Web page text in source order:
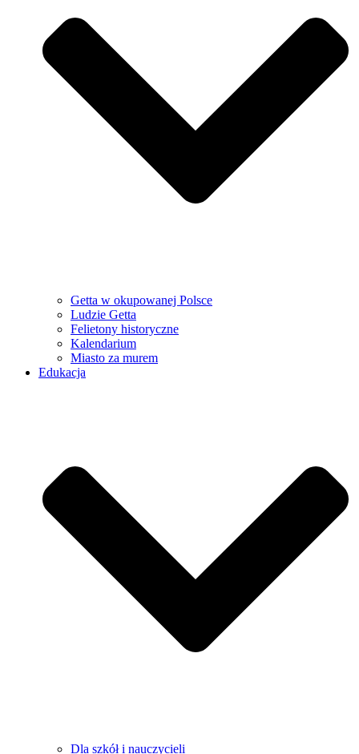
Getta w okupowanej Polsce
Ludzie Getta
Felietony historyczne
Kalendarium
Miasto za murem
Edukacja
Dla szkół i nauczycieli